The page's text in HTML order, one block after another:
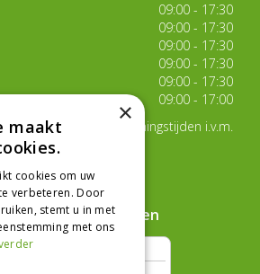
09:00 - 17:30
09:00 - 17:30
09:00 - 17:30
09:00 - 17:30
09:00 - 17:30
09:00 - 17:00
aangepaste openingstijden i.v.m.
de zomervakantie
alle openingstijden
ons beoordelen
×
maakt
cookies om uw
verbeteren. Door
stemt u in met
met ons